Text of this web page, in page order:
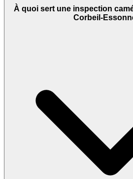
À quoi sert une inspection
Corbeil-